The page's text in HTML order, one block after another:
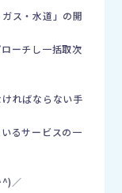
ス・水道」の開
ーチし一括取次
ればならない手
るサービスの一
／